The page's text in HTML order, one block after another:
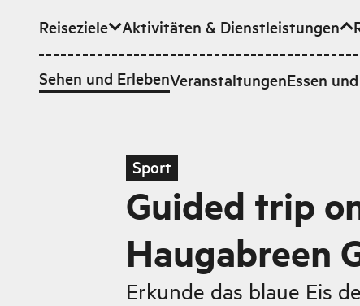
Zum Hauptinhalt
Reiseziele Aktivitäten & Dienstleistungen
Sehen und ErlebenVeranstaltungenEssen
Sport
Guided trip
Haugabreen
Erkunde das blaue Eis